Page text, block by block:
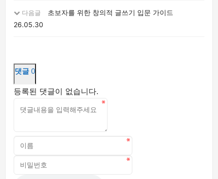
다음글
초보자를 위한 창의적 글쓰기 입문 가이드
26.05.30
댓글 0
등록된 댓글이 없습니다.